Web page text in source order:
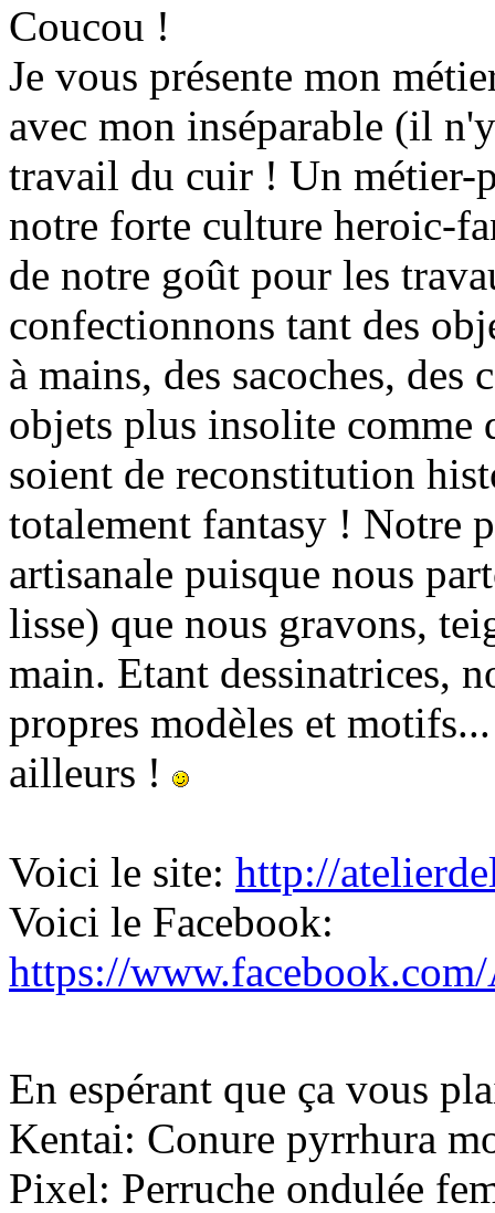
Coucou !
Je vous présente mon
avec mon inséparable (il
travail du cuir ! Un métier-
notre forte culture heroic-
de notre goût pour les
confectionnons tant des
à mains, des sacoches,
objets plus insolite comme
soient de reconstitution
totalement fantasy ! Notre
artisanale puisque nous
lisse) que nous gravons,
main. Etant dessinatrices,
propres modèles et
ailleurs !
Voici le site: http://
Voici le Facebook:
https://
En espérant que ça vous
Kentai: Conure pyrrhura
Pixel: Perruche ondulée